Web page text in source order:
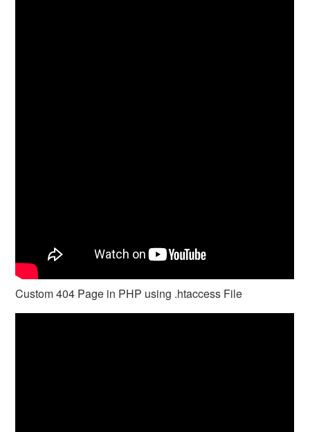
Custom 404 Page in PHP using .htaccess File